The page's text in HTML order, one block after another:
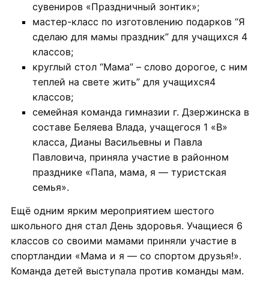
сувениров «Праздничный зонтик»;
мастер-класс по изготовлению подарков “Я
сделаю для мамы праздник” для учащихся 4
классов;
круглый стол “Мама” – слово дорогое, с ним
теплей на свете жить” для учащихся4
классов;
семейная команда гимназии г. Дзержинска в
составе Беляева Влада, учащегося 1 «В»
класса, Дианы Васильевны и Павла
Павловича, приняла участие в районном
празднике «Папа, мама, я — туристская
семья».
Ещё одним ярким мероприятием шестого
школьного дня стал День здоровья. Учащиеся 6
классов со своими мамами приняли участие в
спортландии «Мама и я — со спортом друзья!».
Команда детей выступала против команды мам.